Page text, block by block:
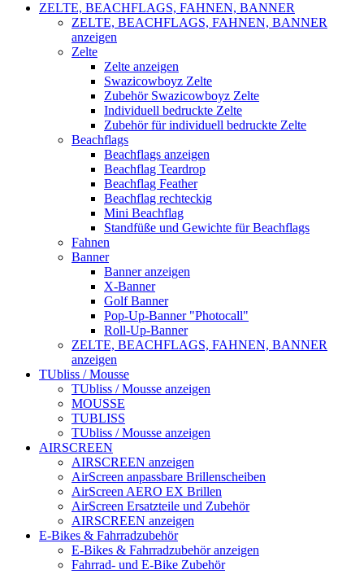
ZELTE, BEACHFLAGS, FAHNEN, BANNER
ZELTE, BEACHFLAGS, FAHNEN, BANNER
anzeigen
Zelte
Zelte anzeigen
Swazicowboyz Zelte
Zubehör Swazicowboyz Zelte
Individuell bedruckte Zelte
Zubehör für individuell bedruckte Zelte
Beachflags
Beachflags anzeigen
Beachflag Teardrop
Beachflag Feather
Beachflag rechteckig
Mini Beachflag
Standfüße und Gewichte für Beachflags
Fahnen
Banner
Banner anzeigen
X-Banner
Golf Banner
Pop-Up-Banner "Photocall"
Roll-Up-Banner
ZELTE, BEACHFLAGS, FAHNEN, BANNER
anzeigen
TUbliss / Mousse
TUbliss / Mousse anzeigen
MOUSSE
TUBLISS
TUbliss / Mousse anzeigen
AIRSCREEN
AIRSCREEN anzeigen
AirScreen anpassbare Brillenscheiben
AirScreen AERO EX Brillen
AirScreen Ersatzteile und Zubehör
AIRSCREEN anzeigen
E-Bikes & Fahrradzubehör
E-Bikes & Fahrradzubehör anzeigen
Fahrrad- und E-Bike Zubehör